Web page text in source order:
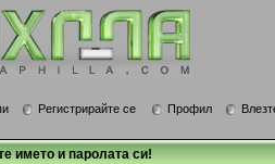
Регистрирайте се Профил
името и паролата си!